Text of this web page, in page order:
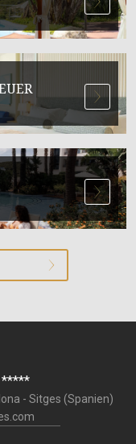
*****
- Sitges (Spanien)